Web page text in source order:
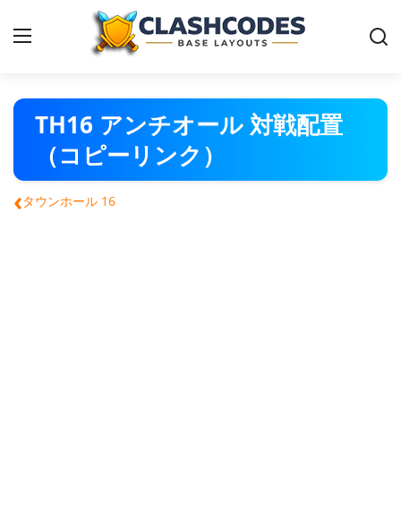
クラクラ 配置
日本語
TH16 アンチオール 対戦配置
（コピーリンク）
‹タウンホール 16